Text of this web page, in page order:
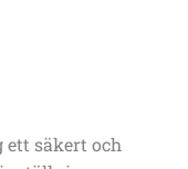
säkert och